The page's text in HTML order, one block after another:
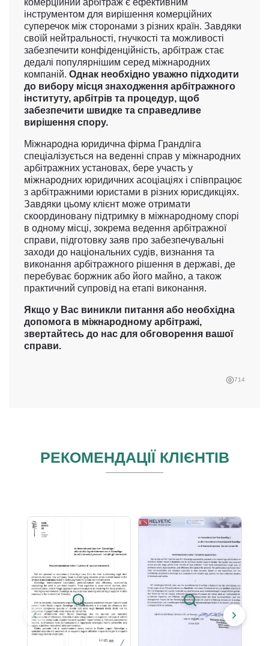
комерційний арбітраж є ефективним
інструментом для вирішення комерційних
суперечок між сторонами з різних країн. Завдяки
своїй нейтральності, гнучкості та можливості
забезпечити конфіденційність, арбітраж стає
дедалі популярнішим серед міжнародних
компаній. Однак необхідно уважно підходити
до вибору місця знаходження арбітражного
інституту, арбітрів та процедур, щоб
забезпечити швидке та справедливе
вирішення спору.
Міжнародна юридична фірма Грандліга
спеціалізується на веденні справ у міжнародних
арбітражних установах, бере участь у
міжнародних юридичних асоціаціях і співпрацює
з арбітражними юристами в різних юрисдикціях.
Завдяки цьому клієнт може отримати
скоординовану підтримку в міжнародному спорі
в одному місці, зокрема ведення арбітражної
справи, підготовку заяв про забезпечувальні
заходи до національних судів, визнання та
виконання арбітражного рішення в державі, де
перебуває боржник або його майно, а також
практичний супровід на етапі виконання.
Якщо у Вас виникли питання або необхідна
допомога в міжнародному арбітражі,
звертайтесь до нас для обговорення вашої
справи.
714
РЕКОМЕНДАЦІЇ КЛІЄНТІВ